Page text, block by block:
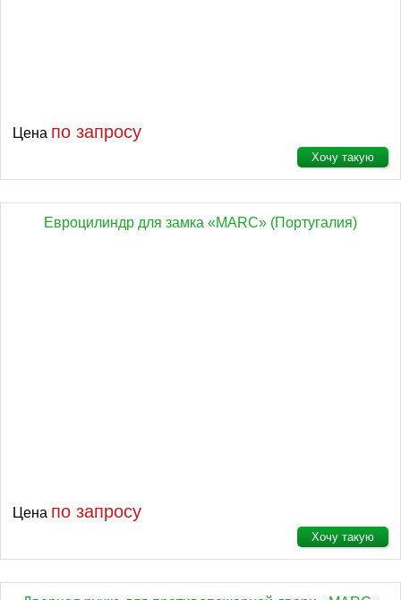
Цена по запросу
Хочу такую
Евроцилиндр для замка «MARC» (Португалия)
Цена по запросу
Хочу такую